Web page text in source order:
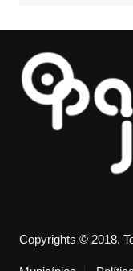
Copyrights © 2018.